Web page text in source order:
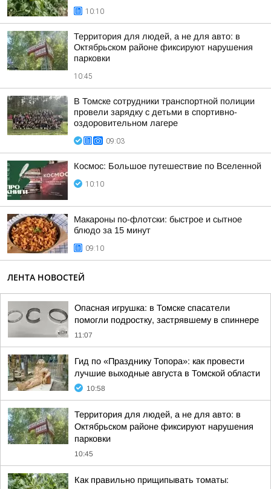
10:10
Территория для людей, а не для авто: в
Октябрьском районе фиксируют нарушения
парковки
10:45
В Томске сотрудники транспортной полиции
провели зарядку с детьми в спортивно-
оздоровительном лагере
09:03
Космос: Большое путешествие по Вселенной
10:10
Макароны по-флотски: быстрое и сытное
блюдо за 15 минут
09:10
ЛЕНТА НОВОСТЕЙ
Опасная игрушка: в Томске спасатели
помогли подростку, застрявшему в спиннере
11:07
Гид по «Празднику Топора»: как провести
лучшие выходные августа в Томской области
10:58
Территория для людей, а не для авто: в
Октябрьском районе фиксируют нарушения
парковки
10:45
Как правильно прищипывать томаты: